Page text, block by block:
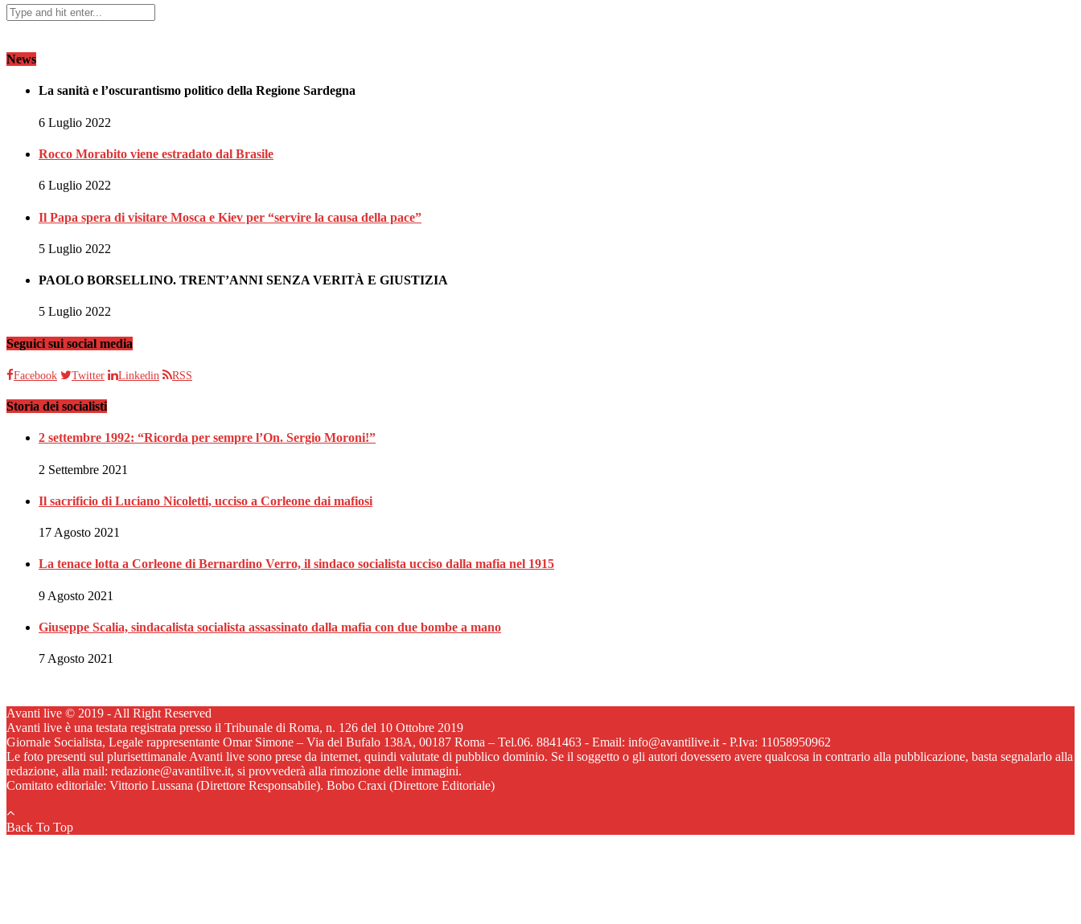
News
La sanità e l’oscurantismo politico della Regione Sardegna
6 Luglio 2022
Rocco Morabito viene estradato dal Brasile
6 Luglio 2022
Il Papa spera di visitare Mosca e Kiev per “servire la causa della pace”
5 Luglio 2022
PAOLO BORSELLINO. TRENT’ANNI SENZA VERITÀ E GIUSTIZIA
5 Luglio 2022
Seguici sui social media
Facebook Twitter Linkedin RSS
Storia dei socialisti
2 settembre 1992: “Ricorda per sempre l’On. Sergio Moroni!”
2 Settembre 2021
Il sacrificio di Luciano Nicoletti, ucciso a Corleone dai mafiosi
17 Agosto 2021
La tenace lotta a Corleone di Bernardino Verro, il sindaco socialista ucciso dalla mafia nel 1915
9 Agosto 2021
Giuseppe Scalia, sindacalista socialista assassinato dalla mafia con due bombe a mano
7 Agosto 2021
Avanti live © 2019 - All Right Reserved
Avanti live è una testata registrata presso il Tribunale di Roma, n. 126 del 10 Ottobre 2019
Giornale Socialista, Legale rappresentante Omar Simone – Via del Bufalo 138A, 00187 Roma – Tel.06. 8841463 - Email: info@avantilive.it - P.Iva: 11058950962
Le foto presenti sul plurisettimanale Avanti live sono prese da internet, quindi valutate di pubblico dominio. Se il soggetto o gli autori dovessero avere qualcosa in contrario alla pubblicazione, basta segnalarlo alla
redazione, alla mail: redazione@avantilive.it, si provvederà alla rimozione delle immagini.
Comitato editoriale: Vittorio Lussana (Direttore Responsabile). Bobo Craxi (Direttore Editoriale)
Back To Top